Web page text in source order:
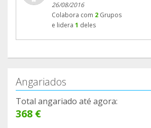
26/08/2016
Colabora com 2 Grupos
e lidera 1 deles
Angariados
Total angariado até agora:
368 €